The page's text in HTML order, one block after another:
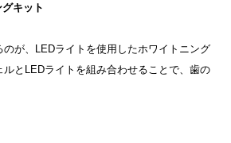
キット
が、LEDライトを使用したホワイトニング
とLEDライトを組み合わせることで、歯の